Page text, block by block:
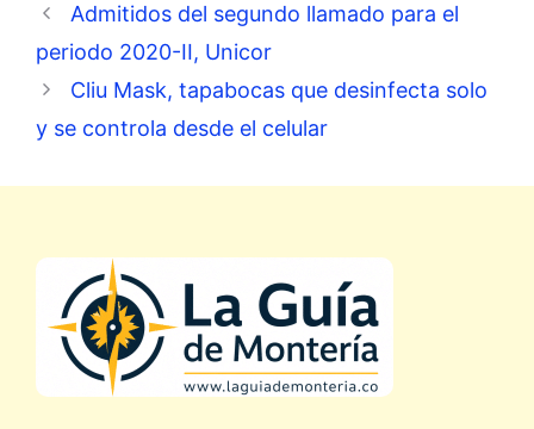
Admitidos del segundo llamado para el
periodo 2020-II, Unicor
Cliu Mask, tapabocas que desinfecta solo
y se controla desde el celular